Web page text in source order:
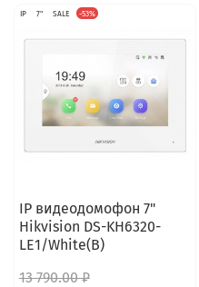
IP 7" SALE -53%
IP видеодомофон 7"
Hikvision DS-KH6320-
LE1/White(B)
13 790.00 ₽